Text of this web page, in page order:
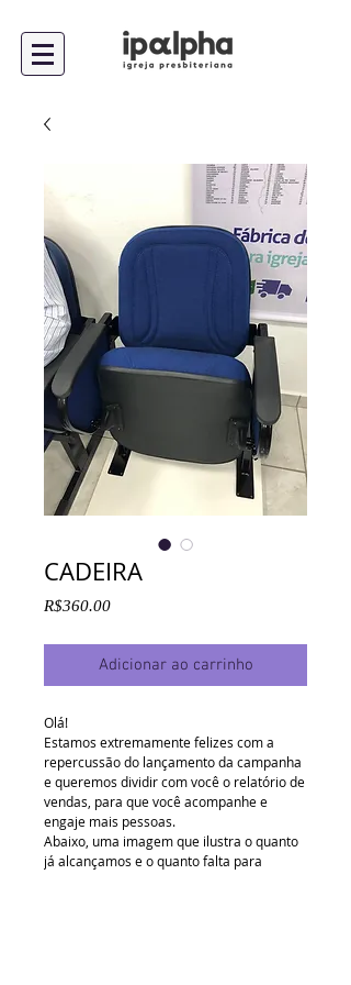
CADEIRA
R$360.00Preço
Adicionar ao carrinho
Olá!
Estamos extremamente felizes com a
repercussão do lançamento da campanha
e queremos dividir com você o relatório de
vendas, para que você acompanhe e
engaje mais pessoas.
Abaixo, uma imagem que ilustra o quanto
já alcançamos e o quanto falta para